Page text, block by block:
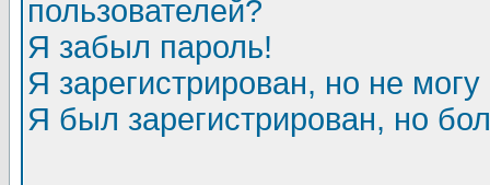
пользователей?
Я забыл пароль!
Я зарегистрирован, но не могу
Я был зарегистрирован, но